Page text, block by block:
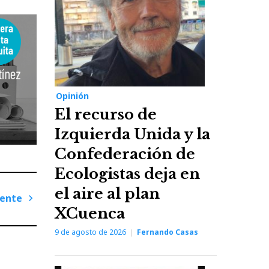
Opinión
El recurso de
Izquierda Unida y la
Confederación de
Ecologistas deja en
el aire al plan
XCuenca
9 de agosto de 2026 Fernando Casas